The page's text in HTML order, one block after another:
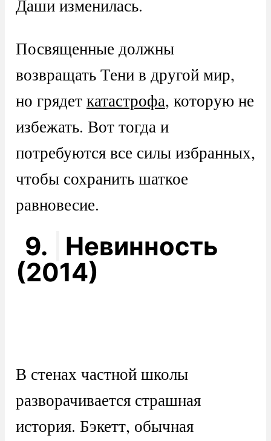
Даши изменилась.
Посвященные должны
возвращать Тени в другой мир,
но грядеткатастрофа, которую не
избежать. Вот тогда и
потребуются все силы избранных,
чтобы сохранить шаткое
равновесие.
9.
Невинность
(2014)
В стенах частной школы
разворачивается страшная
история. Бэкетт, обычная